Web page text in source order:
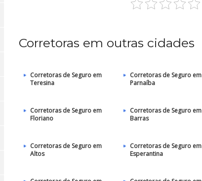
Corretoras em outras cidades
Corretoras de Seguro em
Teresina
Corretoras de Seguro em
Parnaíba
Corretoras de Seguro em
Floriano
Corretoras de Seguro em
Barras
Corretoras de Seguro em
Altos
Corretoras de Seguro em
Esperantina